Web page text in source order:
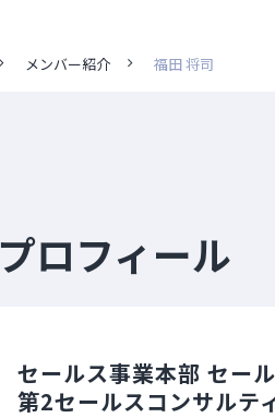
メンバー紹介 福田 将司
プロフィール
セールス事業本部 セー
第2セールスコンサルテ